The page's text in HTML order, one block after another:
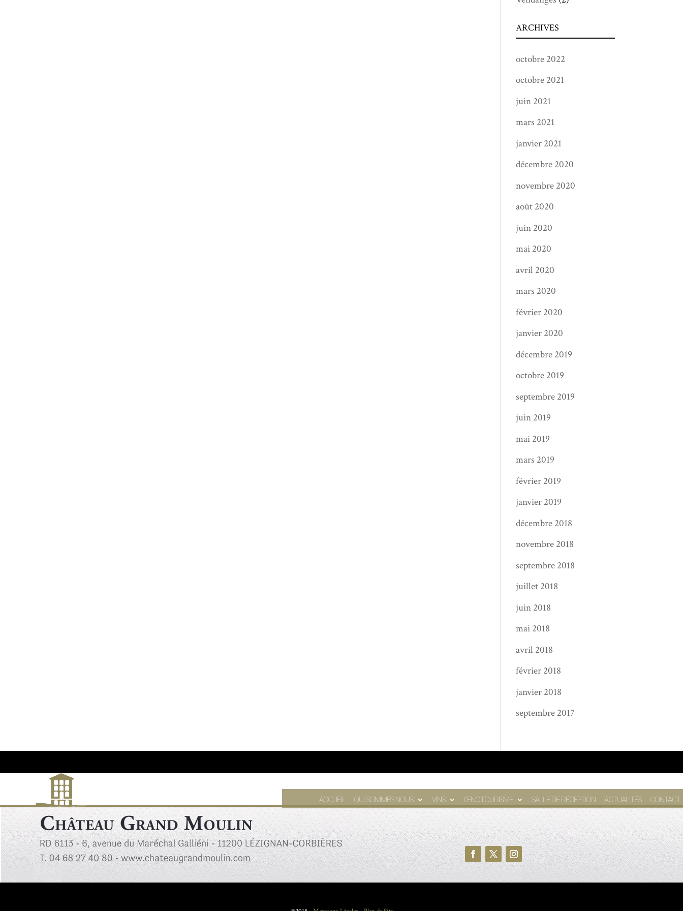
ARCHIVES
octobre 2022
octobre 2021
juin 2021
mars 2021
janvier 2021
décembre 2020
novembre 2020
août 2020
juin 2020
mai 2020
avril 2020
mars 2020
février 2020
janvier 2020
décembre 2019
octobre 2019
septembre 2019
juin 2019
mai 2019
mars 2019
février 2019
janvier 2019
décembre 2018
novembre 2018
septembre 2018
juillet 2018
juin 2018
mai 2018
avril 2018
février 2018
janvier 2018
septembre 2017
ACCUEIL QUI SOMMES-NOUS VINS ŒNOTOURISME SALLE DE RÉCEPTION ACTUALITÉS CONTACT